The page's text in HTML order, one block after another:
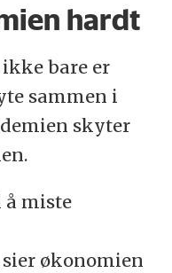
hardt
bare er
sammen i
skyter
miste
økonomien